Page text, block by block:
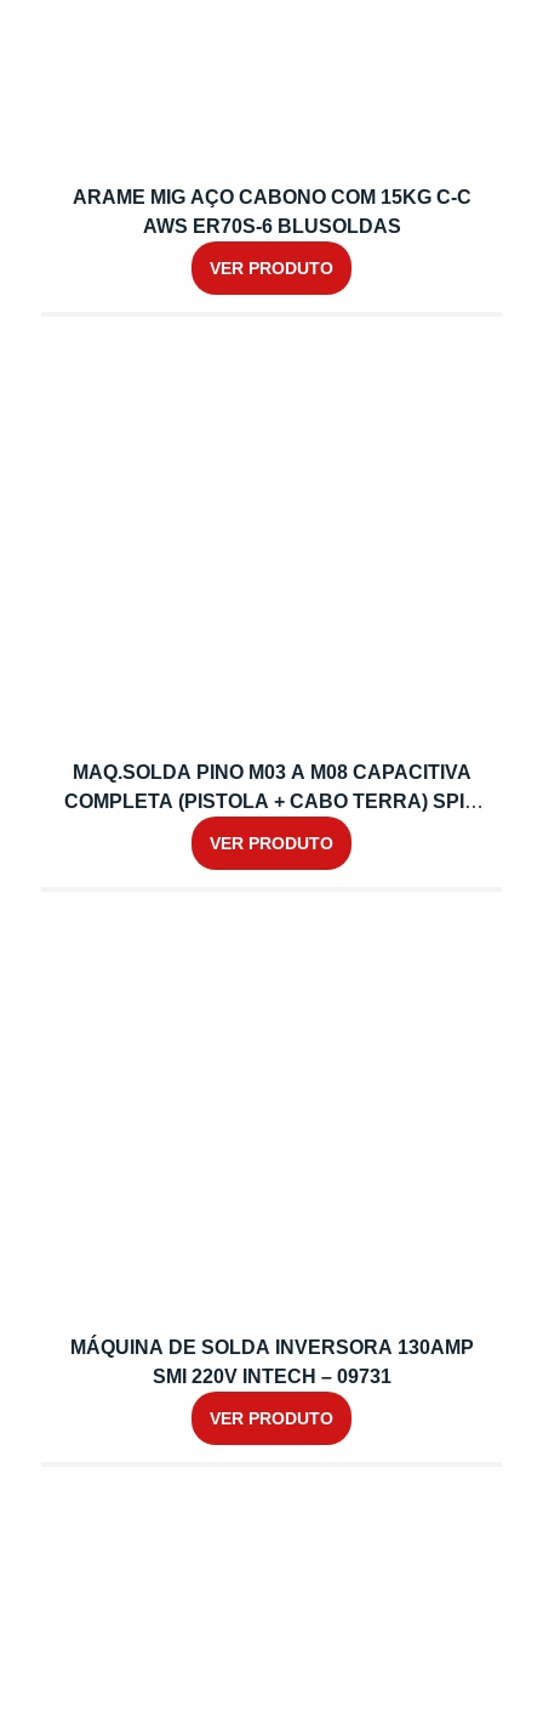
ARAME MIG AÇO CABONO COM 15KG C-C
AWS ER70S-6 BLUSOLDAS
VER PRODUTO
MAQ.SOLDA PINO M03 A M08 CAPACITIVA
COMPLETA (PISTOLA + CABO TERRA) SPIN
VER PRODUTO
MÁQUINA DE SOLDA INVERSORA 130AMP
SMI 220V INTECH – 09731
VER PRODUTO